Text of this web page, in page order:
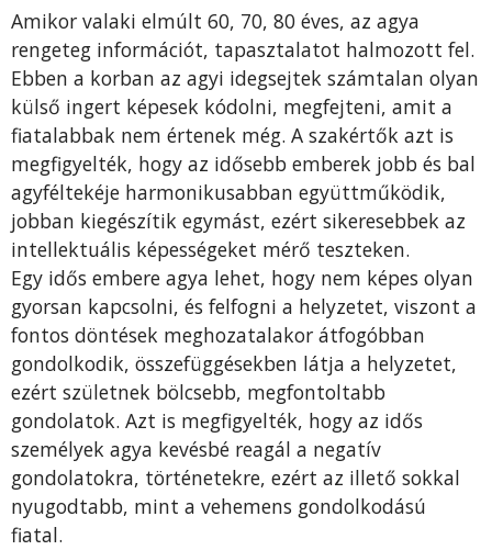
Amikor valaki elmúlt 60, 70, 80 éves, az agya
rengeteg információt, tapasztalatot halmozott fel.
Ebben a korban az agyi idegsejtek számtalan olyan
külső ingert képesek kódolni, megfejteni, amit a
fiatalabbak nem értenek még. A szakértők azt is
megfigyelték, hogy az idősebb emberek jobb és bal
agyféltekéje harmonikusabban együttműködik,
jobban kiegészítik egymást, ezért sikeresebbek az
intellektuális képességeket mérő teszteken.
Egy idős embere agya lehet, hogy nem képes olyan
gyorsan kapcsolni, és felfogni a helyzetet, viszont a
fontos döntések meghozatalakor átfogóbban
gondolkodik, összefüggésekben látja a helyzetet,
ezért születnek bölcsebb, megfontoltabb
gondolatok. Azt is megfigyelték, hogy az idős
személyek agya kevésbé reagál a negatív
gondolatokra, történetekre, ezért az illető sokkal
nyugodtabb, mint a vehemens gondolkodású
fiatal.